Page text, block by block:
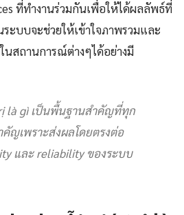
ที่ทำงานร่วมกันเพื่อให้ได้ผลลัพธ์ที่
ะบบจะช่วยให้เข้าใจภาพรวมและ
นสถานการณ์ต่างๆได้อย่างมี
là gì เป็นพื้นฐานสำคัญที่ทุก
ญเพราะส่งผลโดยตรงต่อ
และ reliability ของระบบ